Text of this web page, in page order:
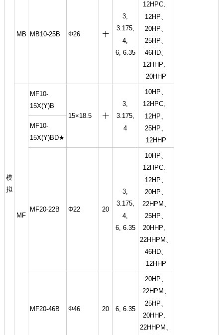
模
拟
MB MB10-25B Φ26 十
3,
3.175,
4,
6, 6.35
12HPC、
12HP、
20HP、
25HP、
46HD、
12HHP、
20HHP
MF
MF10-
15X(Y)B
15×18.5
十
3,
3.175,
4
10HP、
12HPC、
12HP、
25HP、
12HHP
MF10-
15X(Y)BD★
MF20-22B Φ22 20
3,
3.175,
4,
6, 6.35
10HP、
12HPC、
12HP、
20HP、
22HPM、
25HP、
20HHP、
22HHPM、
46HD、
12HHP
MF20-46B Φ46 20 6, 6.35
20HP、
22HPM、
25HP、
20HHP、
22HHPM、